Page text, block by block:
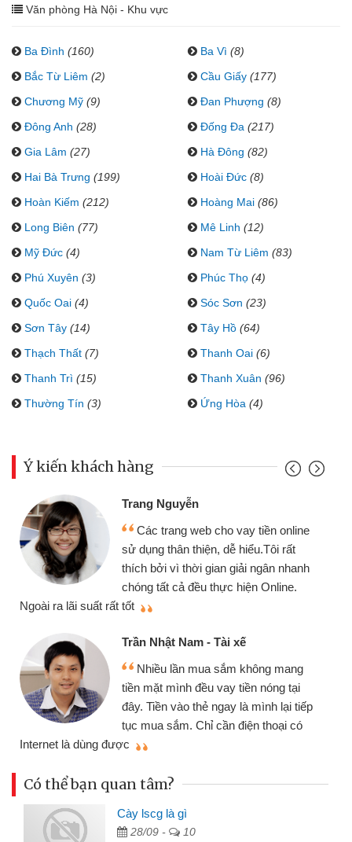
Văn phòng Hà Nội - Khu vực
Ba Đình (160) Ba Vì (8)
Bắc Từ Liêm (2) Cầu Giấy (177)
Chương Mỹ (9) Đan Phượng (8)
Đông Anh (28) Đống Đa (217)
Gia Lâm (27) Hà Đông (82)
Hai Bà Trưng (199) Hoài Đức (8)
Hoàn Kiếm (212) Hoàng Mai (86)
Long Biên (77) Mê Linh (12)
Mỹ Đức (4) Nam Từ Liêm (83)
Phú Xuyên (3) Phúc Thọ (4)
Quốc Oai (4) Sóc Sơn (23)
Sơn Tây (14) Tây Hồ (64)
Thạch Thất (7) Thanh Oai (6)
Thanh Trì (15) Thanh Xuân (96)
Thường Tín (3) Ứng Hòa (4)
Ý kiến khách hàng
Trang Nguyễn
Các trang web cho vay tiền online
sử dụng thân thiện, dễ hiểu.Tôi rất
thích bởi vì thời gian giải ngân nhanh
chóng tất cả đều thực hiện Online.
Ngoài ra lãi suất rất tốt
Trần Nhật Nam - Tài xế
Nhiều lần mua sắm không mang
tiền mặt mình đều vay tiền nóng tại
đây. Tiền vào thẻ ngay là mình lại tiếp
tục mua sắm. Chỉ cần điện thoại có
Internet là dùng được
Có thể bạn quan tâm?
Cày lscg là gì
28/09 - 10